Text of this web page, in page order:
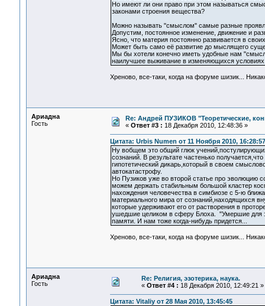
Но имеют ли они право при этом называться
законами строения вещества?
Можно называть "смыслом" самые разные
Допустим, постоянное изменение, движение и
Ясно, что материя постоянно развивается в
Может быть само её развитие до мыслящего
Мы бы хотели конечно иметь удобные нам
наилучшее выживание в изменяющихся условиях
Хреново, все-таки, когда на форуме шизик...
Ариадна
Гость
Re: Андрей ПУЗИКОВ "Теоретические,
« Ответ #3 : 18 Декабря 2010, 12:48:36 »
Цитата: Urbis Numen от 11 Ноября 2010, 16:28:57
Ну вобщем это общий глюк
сознаний. В результате частенько
гипотетический дикарь,который в своем
автокатастрофу.
Но Пузиков уже во второй статье про эволюцию
можем держать стабильным большой кластер
нахождения человечества в симбиозе с 5-ю
материального мира от сознаний,находящихся
которые удерживают его от растворения в
ушедшие целиком в сферу Блоха. "Умершие для
памяти. И нам тоже когда-нибудь придется...
Хреново, все-таки, когда на форуме шизик...
Ариадна
Гость
Re: Религия, эзотерика, наука.
« Ответ #4 : 18 Декабря 2010, 12:49:21 »
Цитата: Vitaliy от 28 Мая 2010, 13:45:45